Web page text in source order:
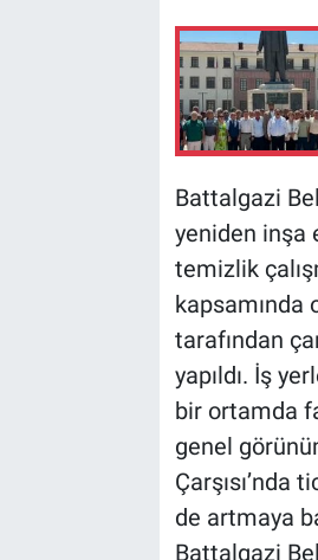
Battalgazi
yeniden inşa
temizlik
kapsamında
tarafından
yapıldı. İş
bir ortamda
genel
de artmaya
Battalgazi